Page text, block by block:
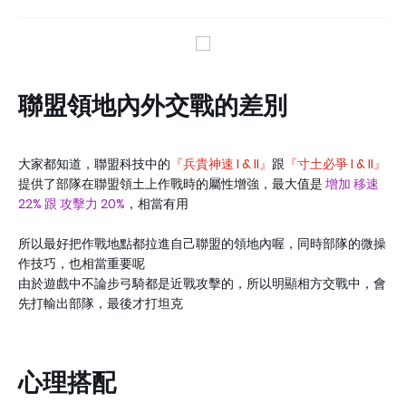
聯盟領地內外交戰的差別
大家都知道，聯盟科技中的 『兵貴神速 I & II』 跟 『寸土必爭 I & II』
提供了部隊在聯盟領土上作戰時的屬性增強，最大值是 增加 移速
22% 跟 攻擊力 20% ，相當有用
所以最好把作戰地點都拉進自己聯盟的領地內喔，同時部隊的微操
作技巧，也相當重要呢
由於遊戲中不論步弓騎都是近戰攻擊的，所以明顯相方交戰中，會
先打輸出部隊，最後才打坦克
心理搭配